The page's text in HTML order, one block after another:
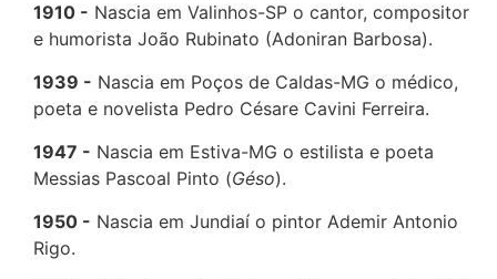
1910
Nascia em Valinhos-SP o cantor, compositor
e humorista João Rubinato (Adoniran Barbosa).
1939
Nascia em Poços de Caldas-MG o médico,
poeta e novelista Pedro Césare Cavini Ferreira.
1947
Nascia em Estiva-MG o estilista e poeta
Messias Pascoal Pinto (Géso).
1950
Nascia em Jundiaí o pintor Ademir Antonio
Rigo.